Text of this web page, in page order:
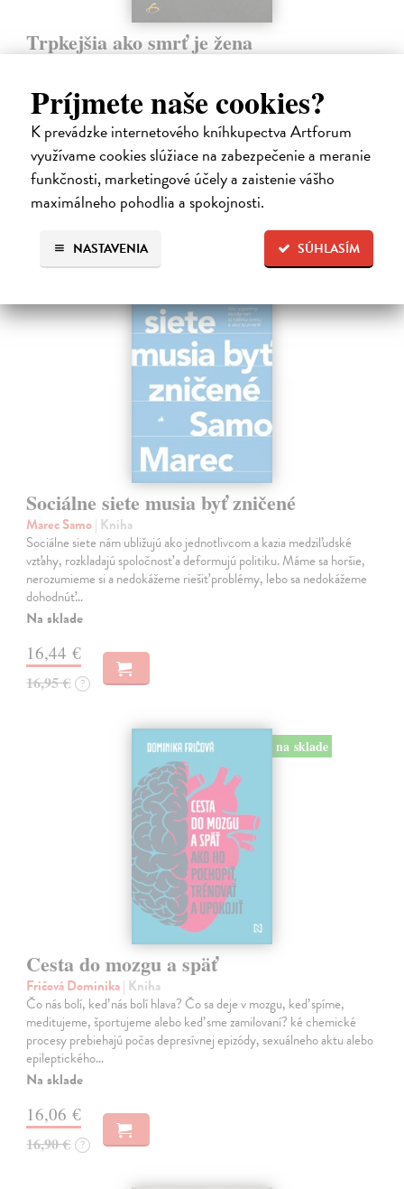
Príjmete naše cookies?
K prevádzke internetového kníhkupectva Artforum
využívame cookies slúžiace na zabezpečenie a meranie
funkčnosti, marketingové účely a zaistenie vášho
maximálneho pohodlia a spokojnosti.
SÚHLASÍM
NASTAVENIA
Trpkejšia ako smrť je žena
rovnocennosť a rovnoprávnosť ženy a muža. Vojna a mier medzi
pohlaviami sa však nezačali feminizmom 20. storočia, ale ich
spolužitím.
Zasielame do 14 dní
22,05 €
Sociálne siete musia byť zničené
Marec Samo| Kniha
Sociálne siete nám ubližujú ako jednotlivcom a kazia medziľudské
vzťahy, rozkladajú spoločnosť a deformujú politiku. Máme sa horšie,
nerozumieme si a nedokážeme riešiť problémy, lebo sa nedokážeme
dohodnúť…
Na sklade
16,44 €
16,95 € ?
na sklade
Cesta do mozgu a späť
Fričová Dominika| Kniha
Čo nás bolí, keď nás bolí hlava? Čo sa deje v mozgu, keď spíme,
meditujeme, športujeme alebo keď sme zamilovaní? ké chemické
procesy prebiehajú počas depresívnej epizódy, sexuálneho aktu alebo
epileptického…
Na sklade
16,06 €
16,90 € ?